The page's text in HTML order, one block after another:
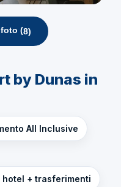
(8)
by Dunas in
All Inclusive
+ trasferimenti